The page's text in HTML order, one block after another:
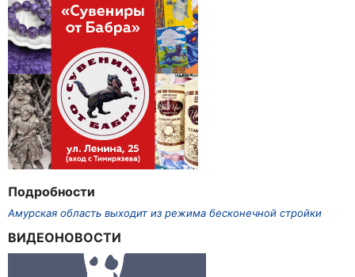
Подробности
Амурская область выходит из режима бесконечной стройки
ВИДЕОНОВОСТИ